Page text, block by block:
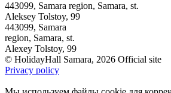
443099, Samara region, Samara, st.
Aleksey Tolstoy, 99
443099, Samara
region, Samara, st.
Alexey Tolstoy, 99
© HolidayHall Samara, 2026 Official site
Privacy policy